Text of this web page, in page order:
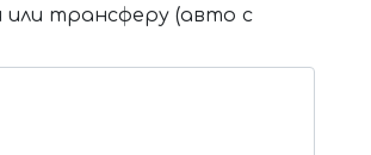
или трансферу (авто с